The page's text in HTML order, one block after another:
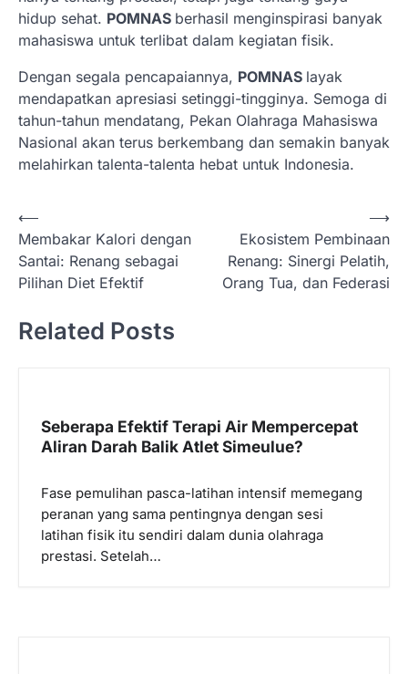
hidup sehat. POMNAS berhasil menginspirasi banyak
mahasiswa untuk terlibat dalam kegiatan fisik.
Dengan segala pencapaiannya, POMNAS layak
mendapatkan apresiasi setinggi-tingginya. Semoga di
tahun-tahun mendatang, Pekan Olahraga Mahasiswa
Nasional akan terus berkembang dan semakin banyak
melahirkan talenta-talenta hebat untuk Indonesia.
N
a
v
g
⟵
Membakar Kalori dengan
Santai: Renang sebagai
Pilihan Diet Efektif
Ekosistem Pembinaan
Renang: Sinergi Pelatih,
Orang Tua, dan Federasi
⟶
Related Posts
Seberapa Efektif Terapi Air Mempercepat
Aliran Darah Balik Atlet Simeulue?
Fase pemulihan pasca-latihan intensif memegang
peranan yang sama pentingnya dengan sesi
latihan fisik itu sendiri dalam dunia olahraga
prestasi. Setelah…